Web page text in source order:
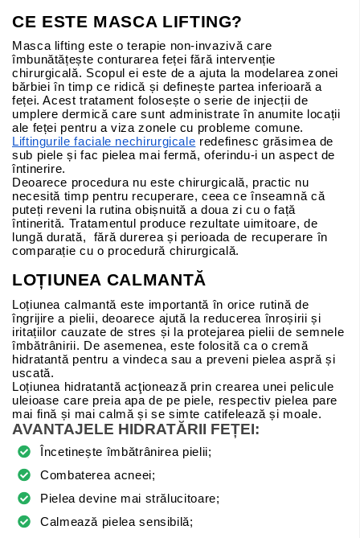
CE ESTE MASCA LIFTING?
Masca lifting este o terapie non-invazivă care
îmbunătățește conturarea feței fără intervenție
chirurgicală. Scopul ei este de a ajuta la modelarea zonei
bărbiei în timp ce ridică și definește partea inferioară a
feței. Acest tratament folosește o serie de injecții de
umplere dermică care sunt administrate în anumite locații
ale feței pentru a viza zonele cu probleme comune.
Liftingurile faciale nechirurgicale redefinesc grăsimea de
sub piele și fac pielea mai fermă, oferindu-i un aspect de
întinerire.
Deoarece procedura nu este chirurgicală, practic nu
necesită timp pentru recuperare, ceea ce înseamnă că
puteți reveni la rutina obișnuită a doua zi cu o față
întinerită. Tratamentul produce rezultate uimitoare, de
lungă durată, fără durerea și perioada de recuperare în
comparație cu o procedură chirurgicală.
LOȚIUNEA CALMANTĂ
Loțiunea calmantă este importantă în orice rutină de
îngrijire a pielii, deoarece ajută la reducerea înroșirii și
iritațiilor cauzate de stres și la protejarea pielii de semnele
îmbătrânirii. De asemenea, este folosită ca o cremă
hidratantă pentru a vindeca sau a preveni pielea aspră și
uscată.
Loțiunea hidratantă acţionează prin crearea unei pelicule
uleioase care preia apa de pe piele, respectiv pielea pare
mai fină și mai calmă și se simte catifelează și moale.
AVANTAJELE HIDRATĂRII FEȚEI:
Încetinește îmbătrânirea pielii;
Combaterea acneei;
Pielea devine mai strălucitoare;
Calmează pielea sensibilă;